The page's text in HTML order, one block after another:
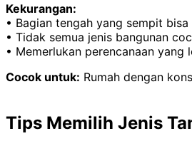
Kekurangan:
• Bagian tengah yang sempit
• Tidak semua jenis bangunan
• Memerlukan perencanaan
Cocok untuk: Rumah dengan
Tips Memilih Jenis